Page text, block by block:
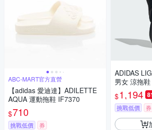
ABC-MART官方直營
【adidas 愛迪達】ADILETTE
AQUA 運動拖鞋 IF7370
$710
挑戰低價 券
ADIDAS
男女 涼拖
$1,194
挑戰低價 券